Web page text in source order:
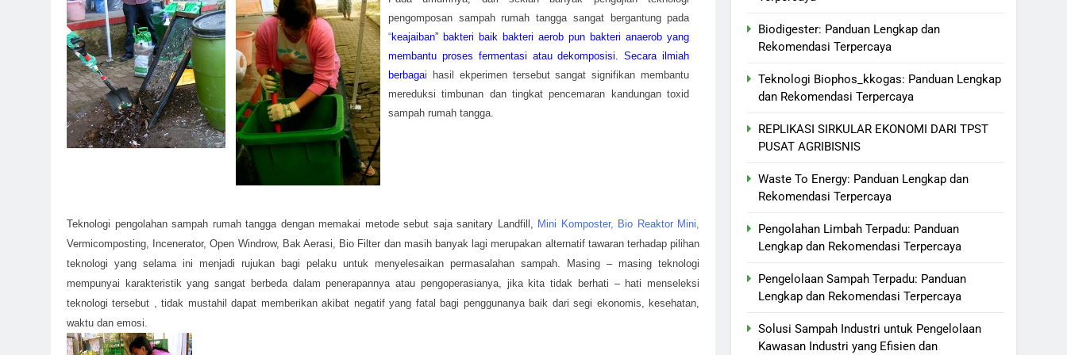
pengomposan sampah rumah tangga sangat bergantung pada
“keajaiban” bakteri baik bakteri aerob pun bakteri anaerob yang
membantu proses fermentasi atau dekomposisi. Secara ilmiah
berbagai hasil ekperimen tersebut sangat signifikan membantu
mereduksi timbunan dan tingkat pencemaran kandungan toxid
sampah rumah tangga.
Teknologi pengolahan sampah rumah tangga dengan memakai metode sebut saja sanitary Landfill, Mini Komposter, Bio Reaktor Mini,
Vermicomposting, Incenerator, Open Windrow, Bak Aerasi, Bio Filter dan masih banyak lagi merupakan alternatif tawaran terhadap pilihan
teknologi yang selama ini menjadi rujukan bagi pelaku untuk menyelesaikan permasalahan sampah. Masing – masing teknologi
mempunyai karakteristik yang sangat berbeda dalam penerapannya atau pengoperasianya, jika kita tidak berhati – hati menseleksi
teknologi tersebut , tidak mustahil dapat memberikan akibat negatif yang fatal bagi penggunanya baik dari segi ekonomis, kesehatan,
waktu dan emosi.
Biodigester: Panduan Lengkap dan
Rekomendasi Terpercaya
Teknologi Biophos_kkogas: Panduan Lengkap
dan Rekomendasi Terpercaya
REPLIKASI SIRKULAR EKONOMI DARI TPST
PUSAT AGRIBISNIS
Waste To Energy: Panduan Lengkap dan
Rekomendasi Terpercaya
Pengolahan Limbah Terpadu: Panduan
Lengkap dan Rekomendasi Terpercaya
Pengelolaan Sampah Terpadu: Panduan
Lengkap dan Rekomendasi Terpercaya
Solusi Sampah Industri untuk Pengelolaan
Kawasan Industri yang Efisien dan